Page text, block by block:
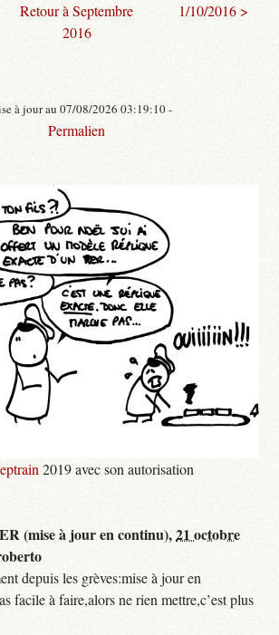
Retour à Septembre
2016
1/10/2016 >
à jour au 07/08/2026 03:19:10 -
Permalien
2019 avec son autorisation
(mise à jour en continu),21 octobre
depuis les grèves:mise à jour en
facile à faire,alors ne rien mettre,c’est plus